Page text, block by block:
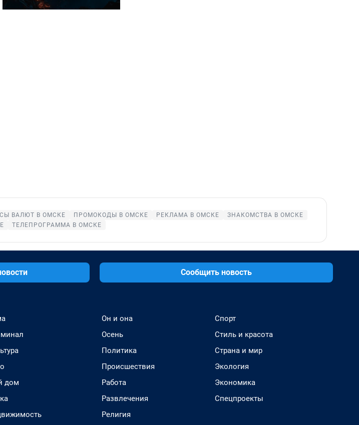
ВАЛЮТ В ОМСКЕ ПРОМОКОДЫ В ОМСКЕ РЕКЛАМА В ОМСКЕ
ЗНАКОМСТВА В ОМСКЕ
ТЕЛЕПРОГРАММА В ОМСКЕ
Сообщить новость
дом
Он и она
Осень
Политика
Происшествия
Работа
Развлечения
Религия
Спорт
Стиль и красота
Страна и мир
Экология
Экономика
Спецпроекты